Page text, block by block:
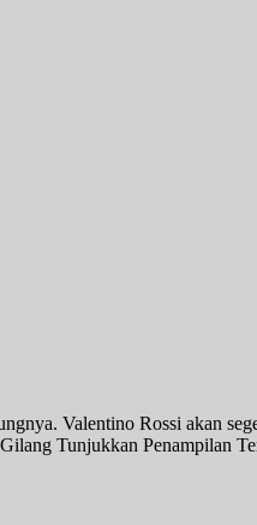
Valentino Rossi akan
Tunjukkan Penampilan